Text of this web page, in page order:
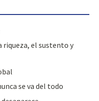
riqueza, el sustento y
se va del todo